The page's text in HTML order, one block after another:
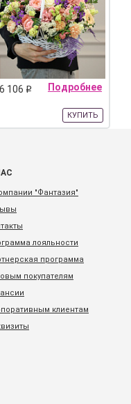
106 q Подробнее
КУПИТЬ
"Фантазия"
лояльности
программа
покупателям
клиентам